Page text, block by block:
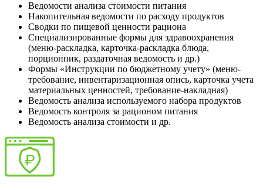
Ведомости анализа стоимости питания
Накопительная ведомости по расходу продуктов
Сводки по пищевой ценности рациона
Специализированные формы для здравоохранения
(меню-раскладка, карточка-раскладка блюда,
порционник, раздаточная ведомость и др.)
Формы «Инструкции по бюджетному учету» (меню-
требование, инвентаризационная опись, карточка учета
материальных ценностей, требование-накладная)
Ведомость анализа используемого набора продуктов
Ведомость контроля за рационом питания
Ведомость анализа стоимости и др.